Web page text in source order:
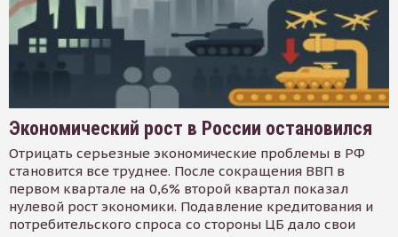
Экономический рост в России остановился
Отрицать серьезные экономические проблемы в РФ
становится все труднее. После сокращения ВВП в
первом квартале на 0,6% второй квартал показал
нулевой рост экономики. Подавление кредитования и
потребительского спроса со стороны ЦБ дало свои